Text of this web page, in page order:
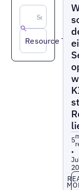
Resource Type
5
•